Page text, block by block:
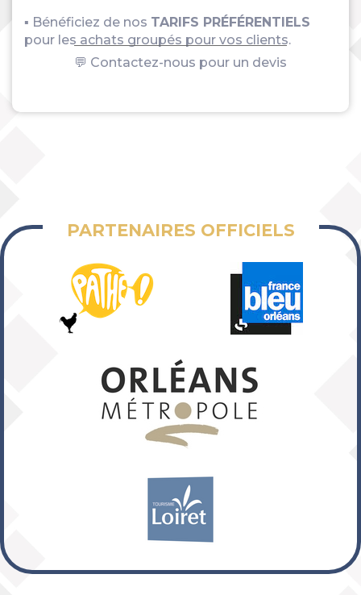
▪ Bénéficiez de nos TARIFS PRÉFÉRENTIELS
pour les achats groupés pour vos clients.
💬 Contactez-nous pour un devis
PARTENAIRES OFFICIELS